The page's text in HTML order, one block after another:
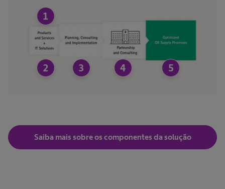
1
2 3 4 5
Saiba mais sobre os componentes da solução